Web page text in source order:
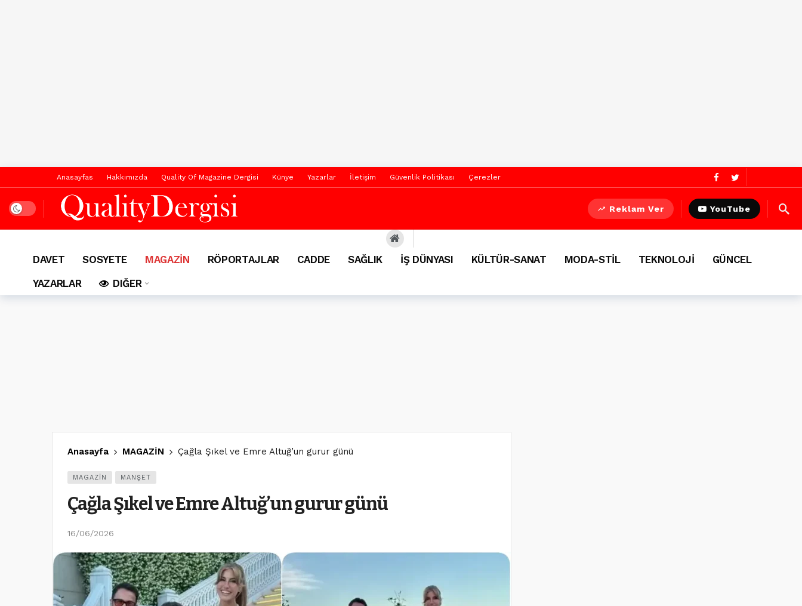
Anasayfas Hakkımızda Quality Of Magazine Dergisi Künye Yazarlar İletişim Güvenlik Politikası Çerezler
Dark mode Reklam Ver YouTube
DAVET SOSYETE MAGAZİN RÖPORTAJLAR CADDE SAĞLIK İŞ DÜNYASI KÜLTÜR-SANAT MODA-STİL TEKNOLOJİ
GÜNCEL
YAZARLAR
DIĞER
Anasayfa MAGAZİN Çağla Şıkel ve Emre Altuğ’un gurur günü
MAGAZİN MANŞET
Çağla Şıkel ve Emre Altuğ’un gurur günü
16/06/2026